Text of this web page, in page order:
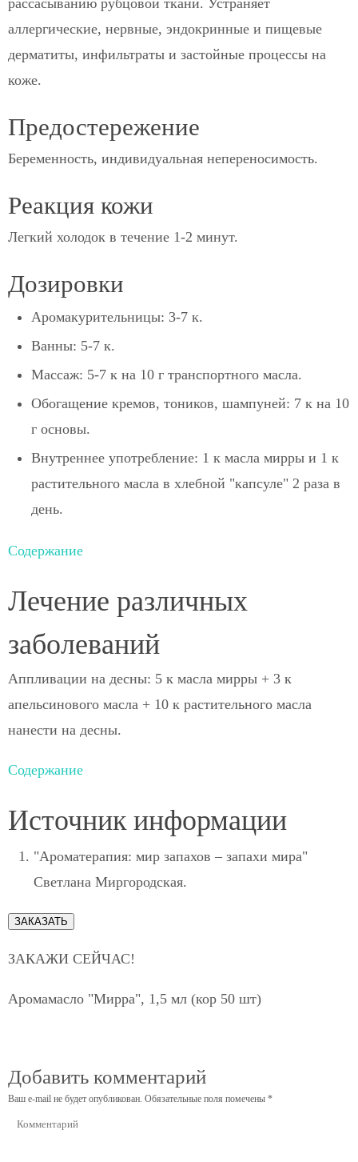
рассасыванию рубцовой ткани. Устраняет
аллергические, нервные, эндокринные и пищевые
дерматиты, инфильтраты и застойные процессы на
коже.
Предостережение
Беременность, индивидуальная непереносимость.
Реакция кожи
Легкий холодок в течение 1-2 минут.
Дозировки
Аромакурительницы: 3-7 к.
Ванны: 5-7 к.
Массаж: 5-7 к на 10 г транспортного масла.
Обогащение кремов, тоников, шампуней: 7 к на 10
г основы.
Внутреннее употребление: 1 к масла мирры и 1 к
растительного масла в хлебной "капсуле" 2 раза в
день.
Содержание
Лечение различных
заболеваний
Аппливации на десны: 5 к масла мирры + 3 к
апельсинового масла + 10 к растительного масла
нанести на десны.
Содержание
Источник информации
"Ароматерапия: мир запахов – запахи мира"
Светлана Миргородская.
ЗАКАЗАТЬ
ЗАКАЖИ СЕЙЧАС!
Аромамасло "Мирра", 1,5 мл (кор 50 шт)
Добавить комментарий
Ваш e-mail не будет опубликован. Обязательные поля помечены *